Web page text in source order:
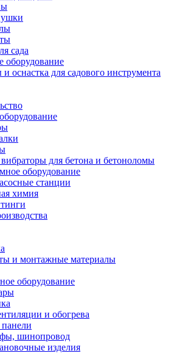
сада
оборудование
оснастка для садового инструмента
для бетона и бетоноломы
оборудование
станции
химия
и монтажные материалы
оборудование
и обогрева
шинопровод
изделия